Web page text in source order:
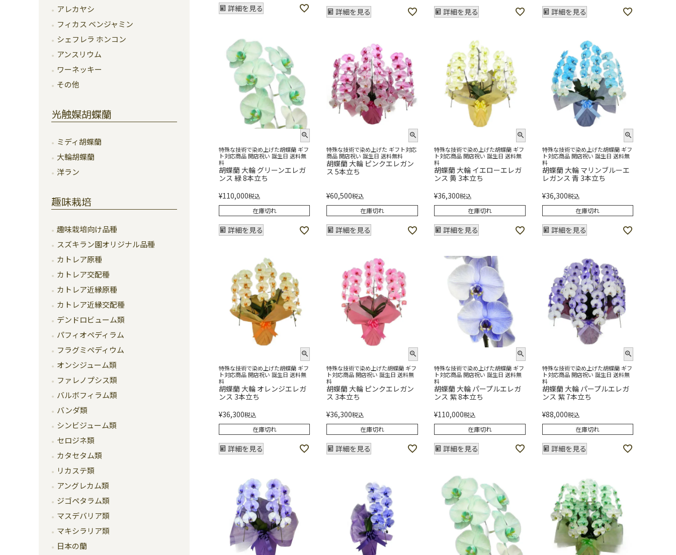
アレカヤシ
フィカス ベンジャミン
シェフレラ ホンコン
アンスリウム
ワーネッキー
その他
光触媒胡蝶蘭
ミディ胡蝶蘭
大輪胡蝶蘭
洋ラン
趣味栽培
趣味栽培向け品種
スズキラン園オリジナル品種
カトレア原種
カトレア交配種
カトレア近縁原種
カトレア近縁交配種
デンドロビューム類
パフィオペディラム
フラグミペディウム
オンシジューム類
ファレノプシス類
バルボフィラム類
バンダ類
シンビジューム類
セロジネ類
カタセタム類
リカステ類
アングレカム類
ジゴペタラム類
マスデバリア類
マキシラリア類
日本の蘭
詳細を見る 詳細を見る 詳細を見る 詳細を見る
特殊な技術で染め上げた胡蝶蘭 ギフ
ト対応商品 開店祝い 誕生日 送料無
料
胡蝶蘭 大輪 グリーンエレガ
ンス 緑 8本立ち
¥110,000税込
在庫切れ
詳細を見る
特殊な技術で染め上げた ギフト対応
商品 開店祝い 誕生日 送料無料
胡蝶蘭 大輪 ピンクエレガン
ス 5本立ち
¥60,500税込
在庫切れ
詳細を見る
特殊な技術で染め上げた胡蝶蘭 ギフ
ト対応商品 開店祝い 誕生日 送料無
料
胡蝶蘭 大輪 イエローエレガ
ンス 黄 3本立ち
¥36,300税込
在庫切れ
詳細を見る
特殊な技術で染め上げた胡蝶蘭 ギフ
ト対応商品 開店祝い 誕生日 送料無
料
胡蝶蘭 大輪 マリンブルーエ
レガンス 青 3本立ち
¥36,300税込
在庫切れ
詳細を見る
特殊な技術で染め上げた胡蝶蘭 ギフ
ト対応商品 開店祝い 誕生日 送料無
料
胡蝶蘭 大輪 オレンジエレガ
ンス 3本立ち
¥36,300税込
在庫切れ
詳細を見る
特殊な技術で染め上げた胡蝶蘭 ギフ
ト対応商品 開店祝い 誕生日 送料無
料
胡蝶蘭 大輪 ピンクエレガン
ス 3本立ち
¥36,300税込
在庫切れ
詳細を見る
特殊な技術で染め上げた胡蝶蘭 ギフ
ト対応商品 開店祝い 誕生日 送料無
料
胡蝶蘭 大輪 パープルエレガ
ンス 紫 8本立ち
¥110,000税込
在庫切れ
詳細を見る
特殊な技術で染め上げた胡蝶蘭 ギフ
ト対応商品 開店祝い 誕生日 送料無
料
胡蝶蘭 大輪 パープルエレガ
ンス 紫 7本立ち
¥88,000税込
在庫切れ
詳細を見る